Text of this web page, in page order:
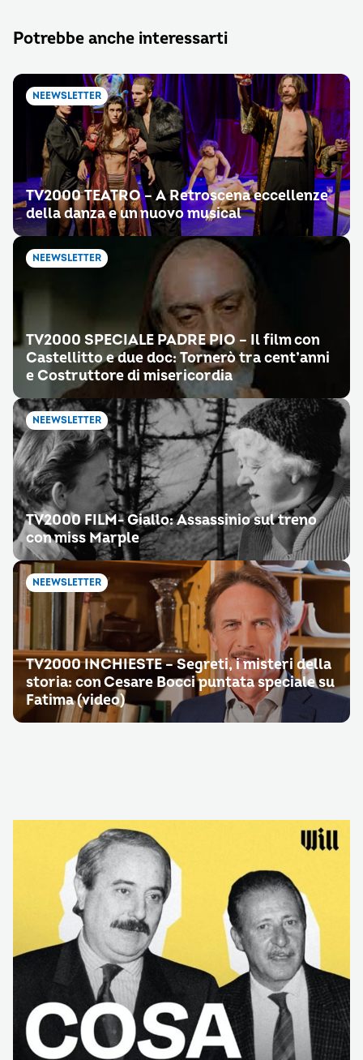
Potrebbe anche interessarti
NEEWSLETTER
TV2000 TEATRO – A Retroscena eccellenze
della danza e un nuovo musical
NEEWSLETTER
TV2000 SPECIALE PADRE PIO – Il film con
Castellitto e due doc: Tornerò tra cent’anni
e Costruttore di misericordia
NEEWSLETTER
TV2000 FILM- Giallo: Assassinio sul treno
con miss Marple
NEEWSLETTER
TV2000 INCHIESTE – Segreti, i misteri della
storia: con Cesare Bocci puntata speciale su
Fatima (video)